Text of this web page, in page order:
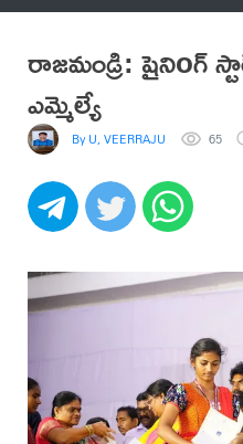
రాజమండ్రి: షైనిoగ్
ఎమ్మెల్యే
By U, VEERRAJU 65